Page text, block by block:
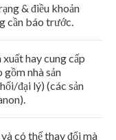
& điều khoản
cần báo trước.
hay cung cấp
nhà sản
đại lý) (các sản
có thể thay đổi mà